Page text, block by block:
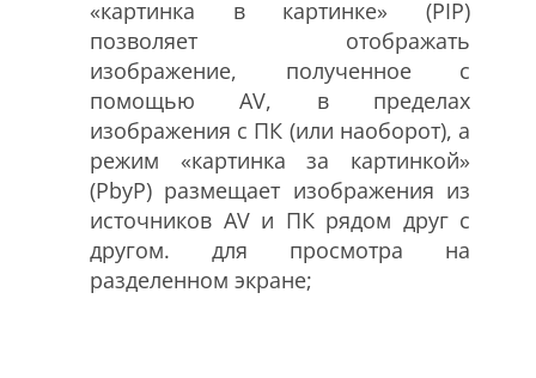
«картинка в картинке» (PIP)
позволяет отображать
изображение, полученное с
помощью AV, в пределах
изображения с ПК (или наоборот), а
режим «картинка за картинкой»
(PbyP) размещает изображения из
источников AV и ПК рядом друг с
другом. для просмотра на
разделенном экране;